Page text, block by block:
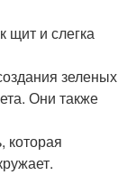
щит и слегка
зеленых
Они также
которая